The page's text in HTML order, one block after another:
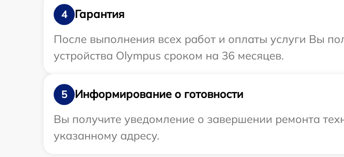
4
Гарантия
После выполнения всех работ и оплаты услуги Вы
устройства Olympus сроком на 36 месяцев.
5
Информирование о готовности
Вы получите уведомление о завершении ремонта
указанному адресу.